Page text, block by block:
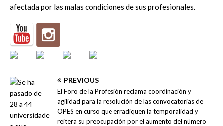
afectada por las malas condiciones de sus profesionales.
PREVIOUS
El Foro de la Profesión reclama coordinación y
agilidad para la resolución de las convocatorias de
OPES en curso que erradiquen la temporalidad y
reitera su preocupación por el aumento del número